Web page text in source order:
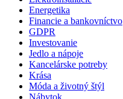
Energetika
Financie a bankovníctvo
GDPR
Investovanie
Jedlo a nápoje
Kancelárske potreby
Krása
Móda a životný štýl